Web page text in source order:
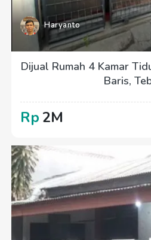
Haryanto
Dijual Rumah 4 Kamar
Baris,
Rp 2M